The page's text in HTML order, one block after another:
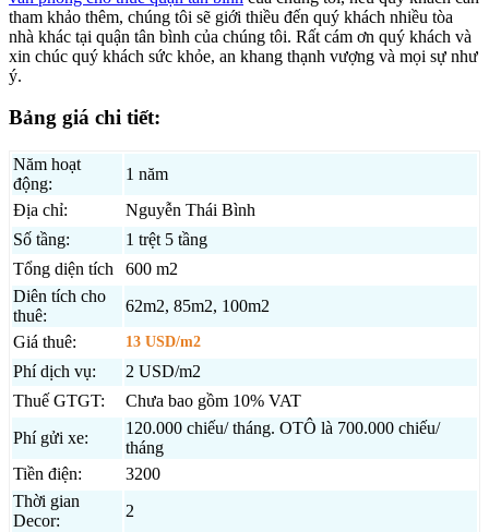
tham khảo thêm, chúng tôi sẽ giới thiều đến quý khách nhiều tòa
nhà khác tại quận tân bình của chúng tôi. Rất cám ơn quý khách và
xin chúc quý khách sức khỏe, an khang thạnh vượng và mọi sự như
ý.
Bảng giá chi tiết:
Năm hoạt
động:
1 năm
Địa chỉ:
Nguyễn Thái Bình
Số tầng:
1 trệt 5 tầng
Tổng diện tích
600 m2
Diên tích cho
thuê:
62m2, 85m2, 100m2
Giá thuê:
13 USD/m2
Phí dịch vụ:
2 USD/m2
Thuế GTGT:
Chưa bao gồm 10% VAT
Phí gửi xe:
120.000 chiếu/ tháng. OTÔ là 700.000 chiếu/
tháng
Tiền điện:
3200
Thời gian
Decor:
2